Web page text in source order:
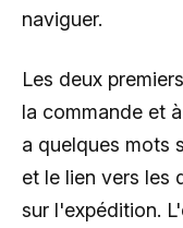
naviguer.
Les deux
la commande et
a quelques mots
et le lien vers les
sur l'expédition.